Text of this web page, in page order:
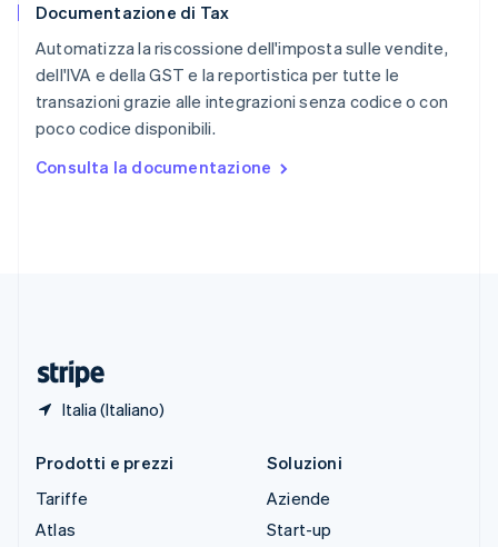
Documentazione di Tax
Automatizza la riscossione dell'imposta sulle vendite,
dell'IVA e della GST e la reportistica per tutte le
transazioni grazie alle integrazioni senza codice o con
poco codice disponibili.
Consulta la documentazione
Italia (Italiano)
Slovacchia
English
Slovenia
Spagna
EspañolEnglish
English Español简体中文
Prodotti e prezzi
Tariffe
Atlas
Soluzioni
Aziende
Start-up